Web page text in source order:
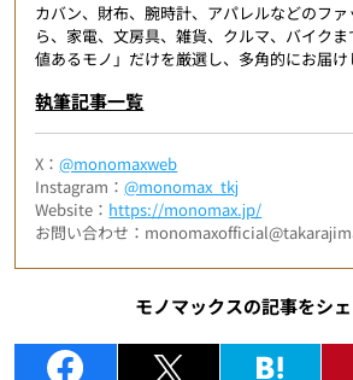
カバン、財布、腕時計、アパレルなどのフ
ら、家電、文房具、雑貨、クルマ、バイク
値あるモノ」だけを厳選し、多角的にお届け
執筆記事一覧
X：@monomaxweb
Instagram：@monomax_tkj
Website： https://monomax.jp/
お問い合わせ：
モノマックスの記事をシ